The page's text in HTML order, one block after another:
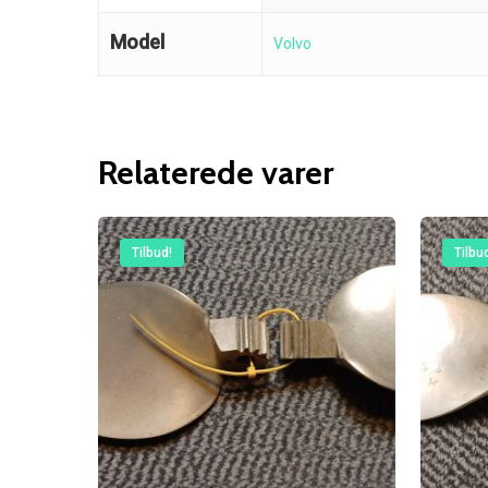
Model Volvo
Relaterede varer
Tilbud!